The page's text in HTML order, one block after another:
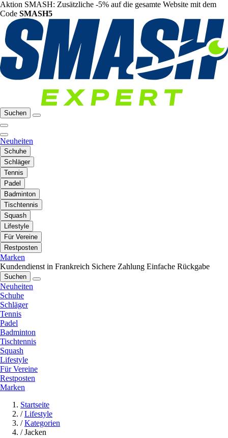
Aktion SMASH: Zusätzliche -5% auf die gesamte Website mit dem
Code SMASH5
Suchen
Neuheiten
Schuhe
Schläger
Tennis
Padel
Badminton
Tischtennis
Squash
Lifestyle
Für Vereine
Restposten
Marken
Kundendienst in Frankreich Sichere Zahlung Einfache Rückgabe
Suchen
Neuheiten
Schuhe
Schläger
Tennis
Padel
Badminton
Tischtennis
Squash
Lifestyle
Für Vereine
Restposten
Marken
Startseite
/ Lifestyle
/ Kategorien
/ Jacken